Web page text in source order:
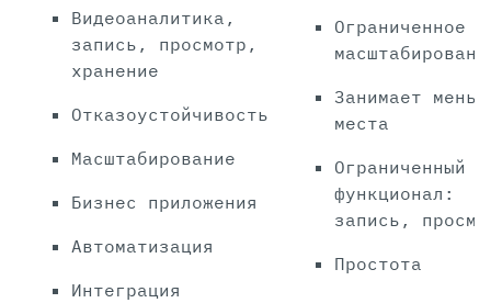
Видеоаналитика,
запись, просмотр,
хранение
Отказоустойчивость
Масштабирование
Бизнес приложения
Автоматизация
Интеграция
Ограниченное
Занимает
места
Ограниченный
функционал:
запись,
Простота